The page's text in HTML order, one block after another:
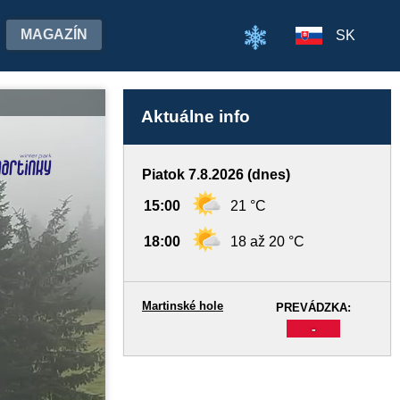
MAGAZÍN SK
Aktuálne info
Piatok 7.8.2026 (dnes)
15:00 21 °C
18:00 18 až 20 °C
PREVÁDZKA:
-
Martinské hole